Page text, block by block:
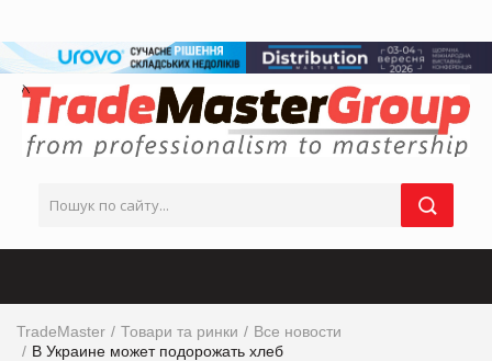
TradeMaster Товари та ринки
Все новости
В Украине может подорожать хлеб